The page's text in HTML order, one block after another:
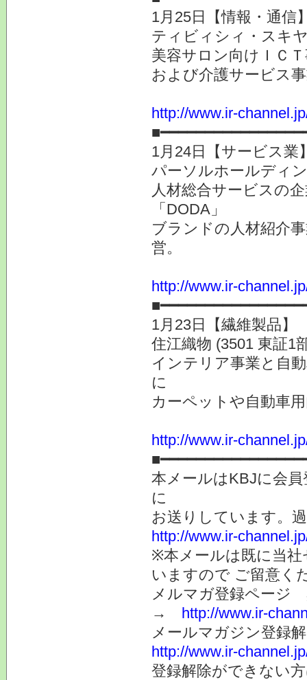
1月25日【情報・通信
ティビィシィ・スキ
美容サロン向けＩＣ
および介護サービス
http://www.ir-
1月24日【サービス業
パーソルホールディ
人材総合サービスの
「DODA」
ブランドの人材紹介
営。
http://www.ir-
1月23日【繊維製品】
住江織物 (3501 東証1
インテリア事業と自
に
カーペットや自動車
http://www.ir-
本メールはKBJに会
に
お送りしています。
http://www.ir-
※本メールは既に当
いますので ご留意く
メルマガ登録ページ
→ http://www.ir-
メールマガジン登録
http://www.ir-
登録解除ができない